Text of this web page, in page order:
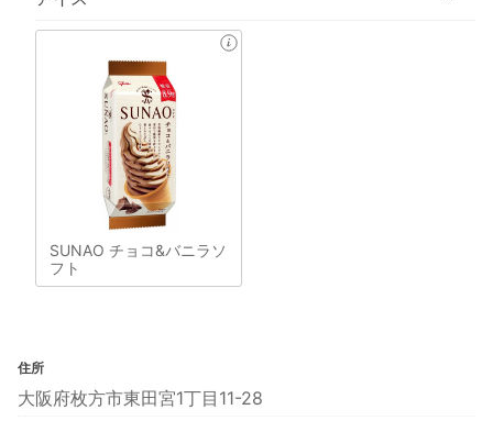
SUNAO チョコ&バニラソ
フト
住所
大阪府枚方市東田宮1丁目11-28